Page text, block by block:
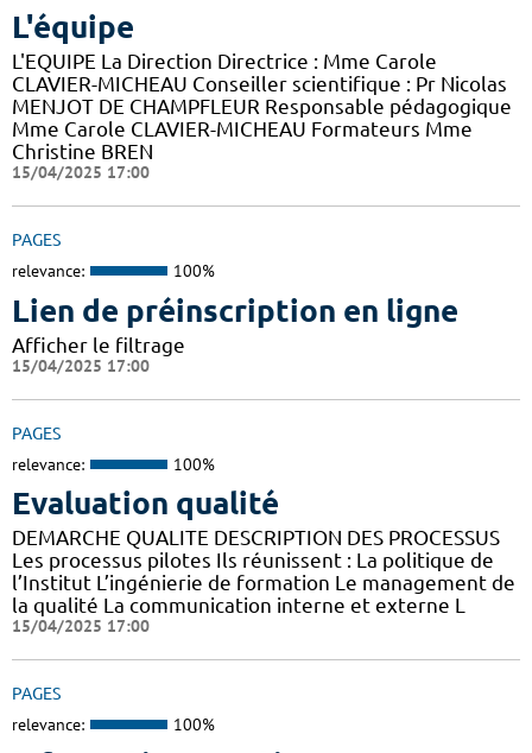
L'équipe
L'EQUIPE La Direction Directrice : Mme Carole
CLAVIER-MICHEAU Conseiller scientifique : Pr Nicolas
MENJOT DE CHAMPFLEUR Responsable pédagogique
Mme Carole CLAVIER-MICHEAU Formateurs Mme
Christine BREN
15/04/2025 17:00
PAGES
relevance: 100%
Lien de préinscription en ligne
Afficher le filtrage
15/04/2025 17:00
PAGES
relevance: 100%
Evaluation qualité
DEMARCHE QUALITE DESCRIPTION DES PROCESSUS
Les processus pilotes Ils réunissent : La politique de
l’Institut L’ingénierie de formation Le management de
la qualité La communication interne et externe L
15/04/2025 17:00
PAGES
relevance: 100%